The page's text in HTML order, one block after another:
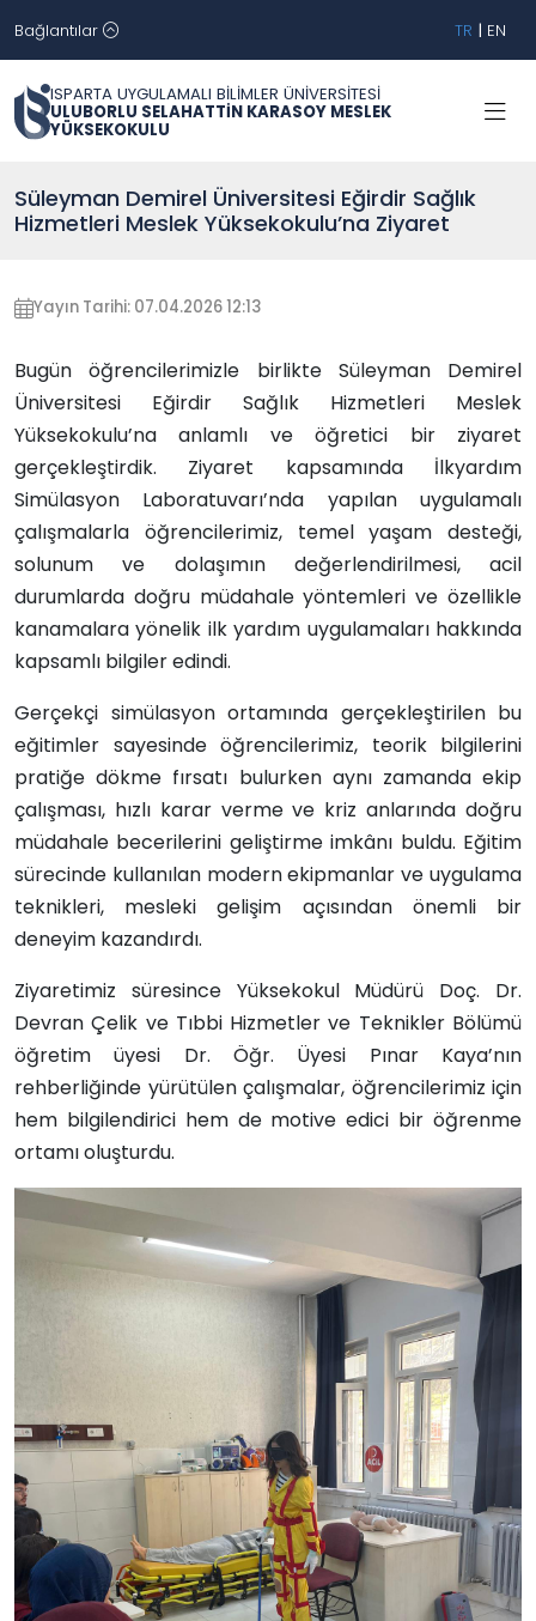
Bağlantılar TR | EN
ISPARTA UYGULAMALI BİLİMLER ÜNİVERSİTESİ
ULUBORLU SELAHATTİN KARASOY MESLEK
YÜKSEKOKULU
Süleyman Demirel Üniversitesi Eğirdir Sağlık
Hizmetleri Meslek Yüksekokulu’na Ziyaret
Yayın Tarihi: 07.04.2026 12:13
Bugün öğrencilerimizle birlikte Süleyman Demirel
Üniversitesi Eğirdir Sağlık Hizmetleri Meslek
Yüksekokulu’na anlamlı ve öğretici bir ziyaret
gerçekleştirdik. Ziyaret kapsamında İlkyardım
Simülasyon Laboratuvarı’nda yapılan uygulamalı
çalışmalarla öğrencilerimiz, temel yaşam desteği,
solunum ve dolaşımın değerlendirilmesi, acil
durumlarda doğru müdahale yöntemleri ve özellikle
kanamalara yönelik ilk yardım uygulamaları hakkında
kapsamlı bilgiler edindi.
Gerçekçi simülasyon ortamında gerçekleştirilen bu
eğitimler sayesinde öğrencilerimiz, teorik bilgilerini
pratiğe dökme fırsatı bulurken aynı zamanda ekip
çalışması, hızlı karar verme ve kriz anlarında doğru
müdahale becerilerini geliştirme imkânı buldu. Eğitim
sürecinde kullanılan modern ekipmanlar ve uygulama
teknikleri, mesleki gelişim açısından önemli bir
deneyim kazandırdı.
Ziyaretimiz süresince Yüksekokul Müdürü Doç. Dr.
Devran Çelik ve Tıbbi Hizmetler ve Teknikler Bölümü
öğretim üyesi Dr. Öğr. Üyesi Pınar Kaya’nın
rehberliğinde yürütülen çalışmalar, öğrencilerimiz için
hem bilgilendirici hem de motive edici bir öğrenme
ortamı oluşturdu.